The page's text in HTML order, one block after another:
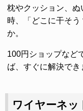
枕やクッション、
時、「どこに干そ
か。
100円ショップなど
ば、すぐに解決でき
ワイヤーネッ